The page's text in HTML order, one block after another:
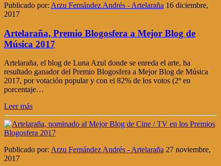
Publicado por: Arzu Fernández Andrés - Artelaraña 16 diciembre,
2017
Artelaraña, Premio Blogosfera a Mejor Blog de
Música 2017
Artelaraña, el blog de Luna Azul donde se enreda el arte, ha
resultado ganador del Premio Blogosfera a Mejor Blog de Música
2017, por votación popular y con el 82% de los votos (2º en
porcentaje…
Leer más
Publicado por: Arzu Fernández Andrés - Artelaraña 27 noviembre,
2017